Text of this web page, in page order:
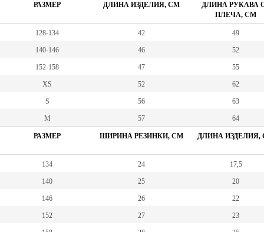
РАЗМЕР ДЛИНА ИЗДЕЛИЯ, СМ
ДЛИНА РУКАВА
ПЛЕЧА, СМ
128-134 42 49
140-146 46 52
152-158 47 55
XS 52 62
S 56 63
M 57 64
РАЗМЕР ШИРИНА РЕЗИНКИ, СМ ДЛИНА ИЗДЕЛИЯ,
134 24 17,5
140 25 20
146 26 22
152 27 23